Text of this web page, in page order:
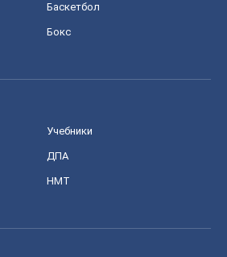
Баскетбол
Бокс
Учебники
ДПА
НМТ